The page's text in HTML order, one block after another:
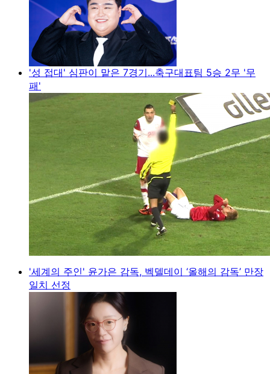
'성 접대' 심판이 맡은 7경기...축구대표팀 5승 2무 '무
패'
'세계의 주인' 윤가은 감독, 벡델데이 ‘올해의 감독’ 만장
일치 선정